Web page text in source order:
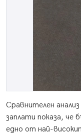
Сравнителен
заплати показа, че
едно от най-